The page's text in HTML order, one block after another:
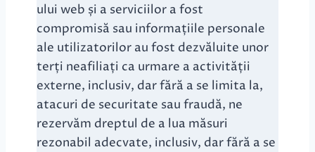
ului web și a serviciilor a fost
compromisă sau informațiile personale
ale utilizatorilor au fost dezvăluite unor
terți neafiliați ca urmare a activității
externe, inclusiv, dar fără a se limita la,
atacuri de securitate sau fraudă, ne
rezervăm dreptul de a lua măsuri
rezonabil adecvate, inclusiv, dar fără a se